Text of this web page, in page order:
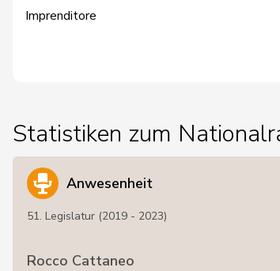
Imprenditore
Statistiken zum
Anwesenheit
51. Legislatur (2019 - 2023)
Rocco Cattaneo